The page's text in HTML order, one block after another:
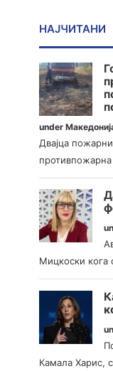
НАЈЧИТАНИ
under
Двајца
Мицкоски кога
Камала Харис,